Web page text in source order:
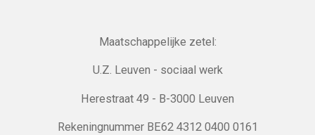
Maatschappelijke zetel:
U.Z. Leuven - sociaal werk
Herestraat 49 - B-3000 Leuven
Rekeningnummer BE62 4312 0400 0161